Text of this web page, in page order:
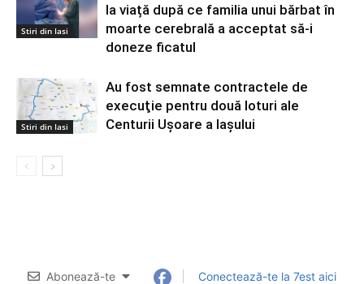
Stiri din Iasi
la viață după ce familia unui bărbat în
moarte cerebrală a acceptat să-i
doneze ficatul
Stiri din Iasi
Au fost semnate contractele de
execuţie pentru două loturi ale
Centurii Uşoare a Iaşului
Abonează-te Conectează-te la 7est aici